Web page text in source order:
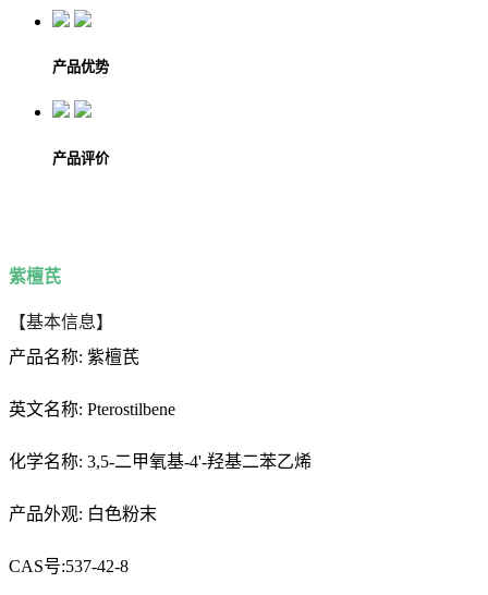
产品优势
产品评价
紫檀芪
【基本信息】
产品名称: 紫檀芪
英文名称: Pterostilbene
化学名称: 3,5-二甲氧基-4'-羟基二苯乙烯
产品外观: 白色粉末
CAS号:537-42-8